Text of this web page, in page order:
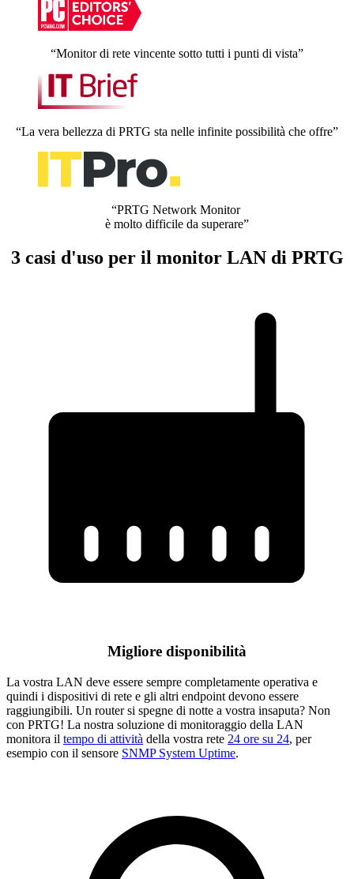
“Monitor di rete vincente sotto tutti i punti di vista”
“La vera bellezza di PRTG sta nelle infinite possibilità che offre”
“PRTG Network Monitor
è molto difficile da superare”
3 casi d'uso per il monitor LAN di PRTG
Migliore disponibilità
La vostra LAN deve essere sempre completamente operativa e
quindi i dispositivi di rete e gli altri endpoint devono essere
raggiungibili. Un router si spegne di notte a vostra insaputa? Non
con PRTG! La nostra soluzione di monitoraggio della LAN
monitora il tempo di attività della vostra rete 24 ore su 24, per
esempio con il sensore SNMP System Uptime.